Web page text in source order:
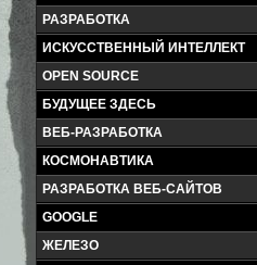
РАЗРАБОТКА
ИСКУССТВЕННЫЙ ИНТЕЛЛЕКТ
OPEN SOURCE
БУДУЩЕЕ ЗДЕСЬ
ВЕБ-РАЗРАБОТКА
КОСМОНАВТИКА
РАЗРАБОТКА ВЕБ-САЙТОВ
GOOGLE
ЖЕЛЕЗО